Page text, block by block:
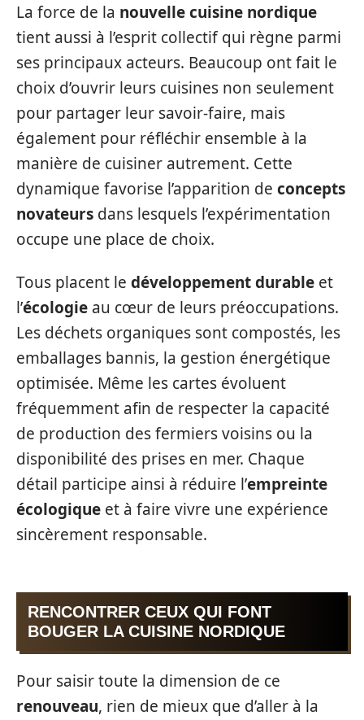
La force de la nouvelle cuisine nordique
tient aussi à l’esprit collectif qui règne parmi
ses principaux acteurs. Beaucoup ont fait le
choix d’ouvrir leurs cuisines non seulement
pour partager leur savoir-faire, mais
également pour réfléchir ensemble à la
manière de cuisiner autrement. Cette
dynamique favorise l’apparition de concepts
novateurs dans lesquels l’expérimentation
occupe une place de choix.
Tous placent le développement durable et
l’écologie au cœur de leurs préoccupations.
Les déchets organiques sont compostés, les
emballages bannis, la gestion énergétique
optimisée. Même les cartes évoluent
fréquemment afin de respecter la capacité
de production des fermiers voisins ou la
disponibilité des prises en mer. Chaque
détail participe ainsi à réduire l’empreinte
écologique et à faire vivre une expérience
sincèrement responsable.
RENCONTRER CEUX QUI FONT
BOUGER LA CUISINE NORDIQUE
Pour saisir toute la dimension de ce
renouveau, rien de mieux que d’aller à la